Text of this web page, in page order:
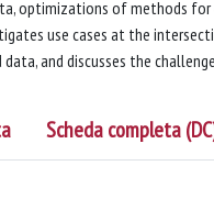
optimizations of methods
use cases at the
and discusses the
Scheda completa